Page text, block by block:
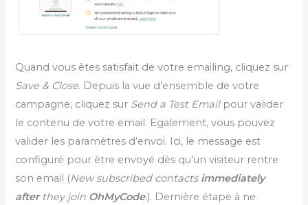
Quand vous êtes satisfait de votre emailing, cliquez sur
Save & Close. Depuis la vue d’ensemble de votre
campagne, cliquez sur Send a Test Emailpour valider
le contenu de votre email. Egalement, vous pouvez
valider les paramètres d’envoi. Ici, le message est
configuré pour être envoyé dès qu’un visiteur rentre
son email (New subscribed contacts immediately
afterthey join OhMyCode.). Dernière étape à ne